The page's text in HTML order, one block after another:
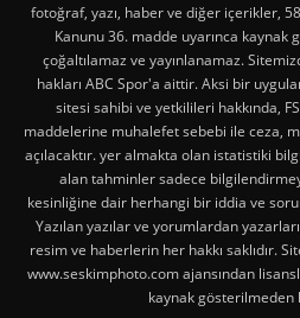
fotoğraf, yazı, haber ve diğer içerikler,
Kanunu 36. madde uyarınca kaynak
çoğaltılamaz ve yayınlanamaz.
hakları ABC Spor'a aittir. Aksi bir
sitesi sahibi ve yetkilileri hakkında,
maddelerine muhalefet sebebi ile ceza,
açılacaktır. yer almakta olan istatistiki
alan tahminler sadece
kesinliğine dair herhangi bir iddia ve
Yazılan yazılar ve yorumlardan
resim ve haberlerin her hakkı saklıdır.
www.seskimphoto.com ajansından
kaynak gösterilmeden